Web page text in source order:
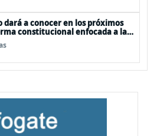
dará a conocer en los próximos
constitucional enfocada a la